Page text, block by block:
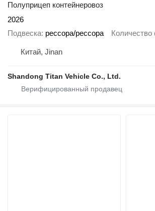
Полуприцеп контейнеровоз
2026
Подвеска рессора/рессора Количество
Китай, Jinan
Shandong Titan Vehicle Co., Ltd.